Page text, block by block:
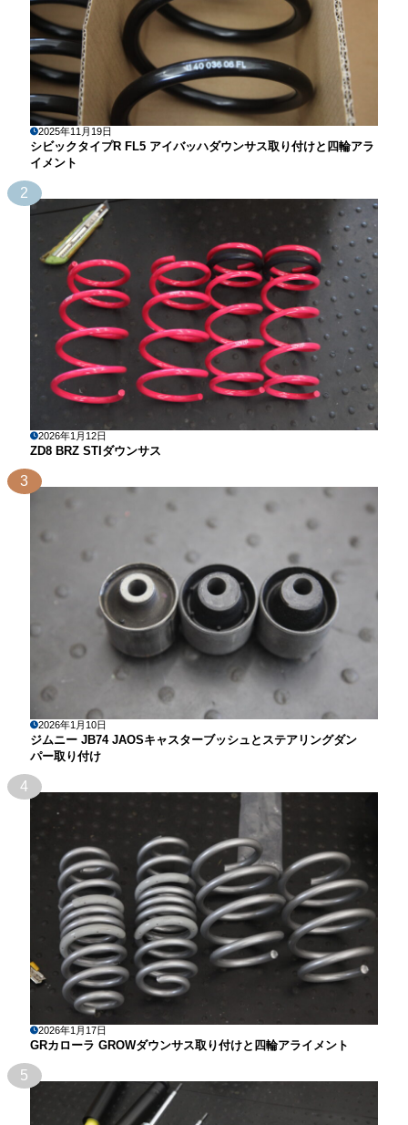
2025年11月19日
シビックタイプR FL5 アイバッハダウンサス取り付けと四輪アラ
イメント
2
2026年1月12日
ZD8 BRZ STIダウンサス
3
2026年1月10日
ジムニー JB74 JAOSキャスターブッシュとステアリングダン
パー取り付け
4
2026年1月17日
GRカローラ GROWダウンサス取り付けと四輪アライメント
5